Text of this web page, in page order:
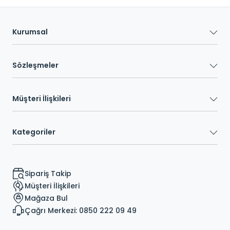
Kurumsal
Sözleşmeler
Müşteri İlişkileri
Kategoriler
Sipariş Takip
Müşteri İlişkileri
Mağaza Bul
Çağrı Merkezi: 0850 222 09 49